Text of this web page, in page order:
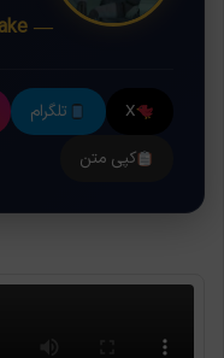
— Solid Snake
X تلگرام
کپی متن